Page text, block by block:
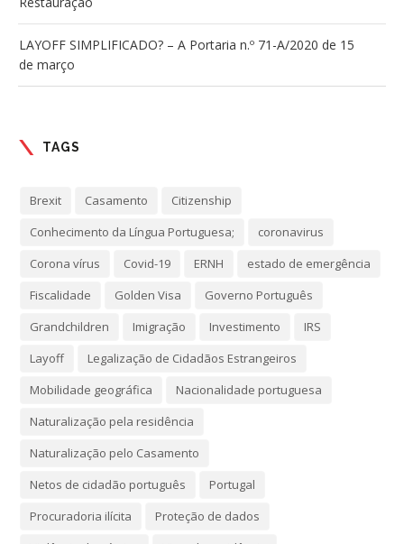
LAYOFF SIMPLIFICADO? – A Portaria n.º 71-A/2020 de 15
de março
TAGS
Brexit Casamento
Citizenship
Conhecimento da Língua Portuguesa;
coronavirus
Corona vírus
Covid-19 ERNH
estado de emergência
Fiscalidade
Golden Visa
Governo Português
Grandchildren
Imigração Investimento
IRS
Layoff
Legalização de Cidadãos Estrangeiros
Mobilidade geográfica
Nacionalidade portuguesa
Naturalização pela residência
Naturalização pelo Casamento
Netos de cidadão português
Portugal
Procuradoria ilícita
Proteção de dados